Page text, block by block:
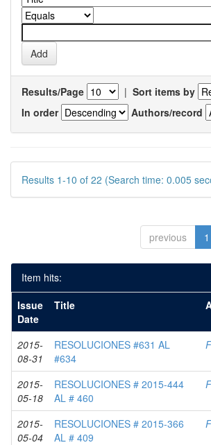
Results/Page | Sort items by
In order
Authors/record
Results 1-10 of 22 (Search time: 0.005
previous 1
Item hits:
Issue
Date
Title
2015-
08-31
RESOLUCIONES #631 AL
#634
2015-
05-18
RESOLUCIONES # 2015-444
AL # 460
2015-
05-04
RESOLUCIONES # 2015-366
AL # 409